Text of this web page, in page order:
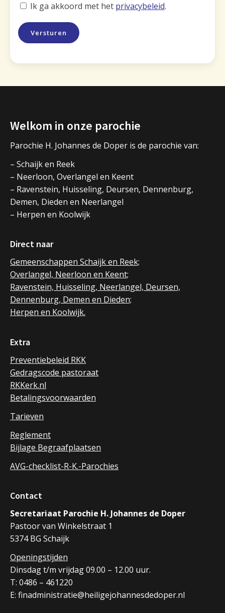
Ik ga akkoord met het privacybeleid.
Versturen
Welkom in onze parochie
Parochie H. Johannes de Doper is de parochie van:
– Schaijk en Reek
– Neerloon, Overlangel en Keent
– Ravenstein, Huisseling, Deursen, Dennenburg,
Demen, Dieden en Neerlangel
– Herpen en Koolwijk
Direct naar
Gemeenschappen Schaijk en Reek;
Overlangel, Neerloon en Keent;
Ravenstein, Huisseling, Neerlangel, Deursen,
Dennenburg, Demen en Dieden;
Herpen en Koolwijk.
Extra
Preventiebeleid RKK
Gedragscode pastoraat
RKKerk.nl
Betalingsvoorwaarden
Tarieven
Reglement
Bijlage Begraafplaatsen
AVG-checklist-R-K.-Parochies
Contact
Secretariaat Parochie H. Johannes de Doper
Pastoor van Winkelstraat 1
5374 BG Schaijk
Openingstijden
Dinsdag t/m vrijdag 09.00 – 12.00 uur.
T: 0486 – 461220
E: finadministratie@heiligejohannesdedoper.nl